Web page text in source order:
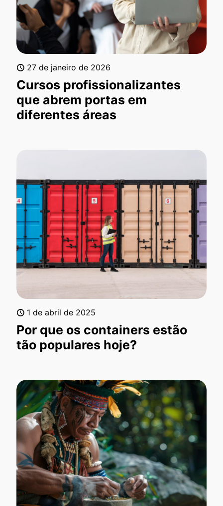
27 de janeiro de 2026
Cursos profissionalizantes
que abrem portas em
diferentes áreas
1 de abril de 2025
Por que os containers estão
tão populares hoje?